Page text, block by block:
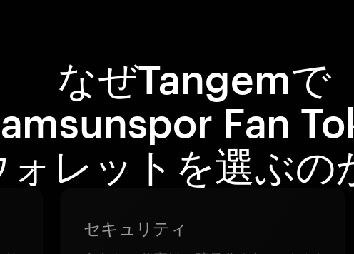
なぜTangemで
Fan
ォレットを選ぶの
セキュリティ